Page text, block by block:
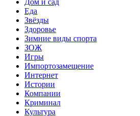
Еда
Звёзды
Здоровье
Зимние виды спорта
ЗОЖ
Игры
Импортозамещение
Интернет
Истории
Компании
Криминал
Культура